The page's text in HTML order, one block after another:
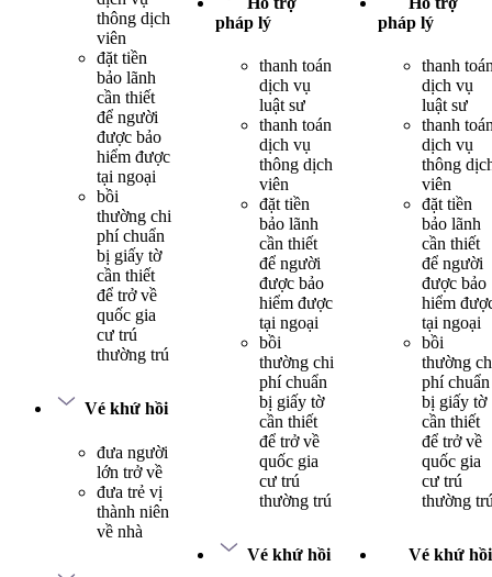
thông dịch
viên
đặt tiền
bảo lãnh
cần thiết
để người
được bảo
hiểm được
tại ngoại
bồi
thường chi
phí chuẩn
bị giấy tờ
cần thiết
để trở về
quốc gia
cư trú
thường trú
Vé khứ hồi
đưa người
lớn trở về
đưa trẻ vị
thành niên
về nhà
pháp lý
thanh toán
dịch vụ
luật sư
thanh toán
dịch vụ
thông dịch
viên
đặt tiền
bảo lãnh
cần thiết
để người
được bảo
hiểm được
tại ngoại
bồi
thường chi
phí chuẩn
bị giấy tờ
cần thiết
để trở về
quốc gia
cư trú
thường trú
Vé khứ hồi
pháp lý
thanh
dịch vụ
luật sư
thanh
dịch vụ
thông
viên
đặt tiền
bảo lãnh
cần thiết
để người
được bảo
hiểm
tại ngoại
bồi
thường
phí chuẩn
bị giấy tờ
cần thiết
để trở về
quốc gia
cư trú
thường
Vé khứ hồi